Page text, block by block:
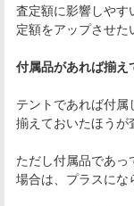
査定額に影響しやす
定額をアップさせた
付属品があれば揃え
テントであれば付
揃えておいたほうが
ただし付属品であっ
場合は、プラスにな